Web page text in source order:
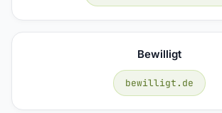
Bewilligt
bewilligt.de